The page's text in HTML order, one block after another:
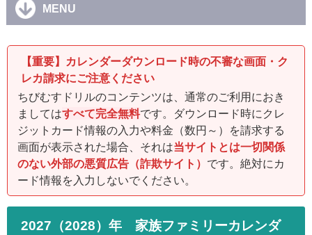
MENU
【重要】カレンダーダウンロード時の不審な画面・ク
レカ請求にご注意ください
ちびむすドリルのコンテンツは、通常のご利用におき
ましてはすべて完全無料です。ダウンロード時にクレ
ジットカード情報の入力や料金（数円～）を請求する
画面が表示された場合、それは当サイトとは一切関係
のない外部の悪質広告（詐欺サイト） です。絶対にカ
ード情報を入力しないでください。
2027（2028）年 家族ファミリーカレンダ